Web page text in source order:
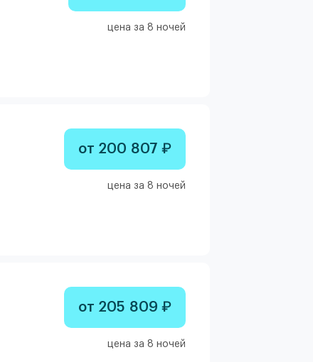
цена за 8 ночей
от 200 807 ₽
цена за 8 ночей
от 205 809 ₽
цена за 8 ночей